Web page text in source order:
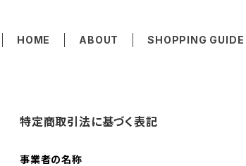
HOME ABOUT SHOPPING GUIDE
特定商取引法に基づく表記
事業者の名称